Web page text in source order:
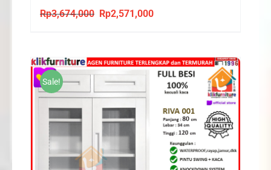
Rp3,674,000
Original
Rp3,674,000.
Rp2,571,000Current
Rp2,571,000.
Sale!